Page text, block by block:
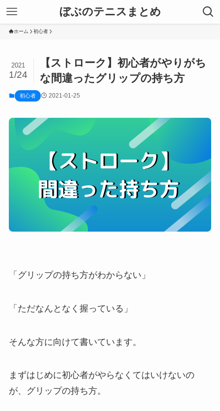
ぼぶのテニスまとめ
ホーム 初心者
【ストローク】初心者がやりがち
な間違ったグリップの持ち方
2021
1/24
初心者 2021-01-25
「グリップの持ち方がわからない」
「ただなんとなく握っている」
そんな方に向けて書いています。
まずはじめに初心者がやらなくてはいけないの
が、グリップの持ち方。